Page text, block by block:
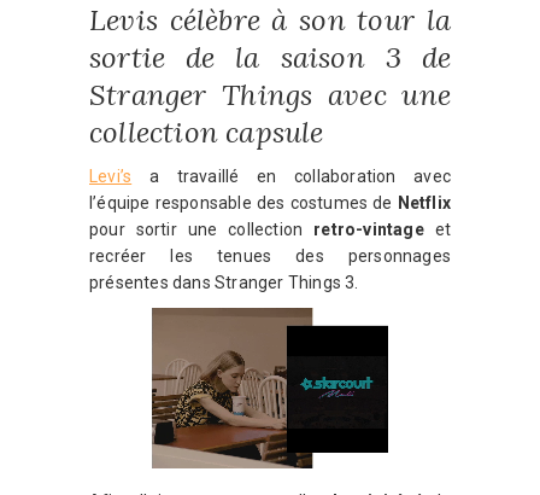
Levis célèbre à son tour la
sortie de la saison 3 de
Stranger Things avec une
collection capsule
Levi’s a travaillé en collaboration avec
l’équipe responsable des costumes de Netflix
pour sortir une collection retro-vintageet
recréer les tenues des personnages
présentes dans Stranger Things 3.